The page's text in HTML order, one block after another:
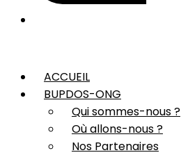
ACCUEIL
BUPDOS-ONG
Qui sommes-nous ?
Où allons-nous ?
Nos Partenaires